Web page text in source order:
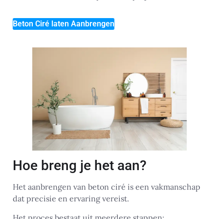
Beton Ciré laten Aanbrengen
Hoe breng je het aan?
Het aanbrengen van beton ciré is een vakmanschap
dat precisie en ervaring vereist.